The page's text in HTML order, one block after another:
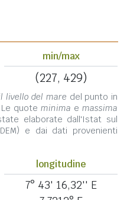
min/max
(227, 429)
livello del mare del punto in
quote minima e massima
elaborate dall'Istat sul
e dai dati provenienti
longitudine
7° 43' 16,32'' E